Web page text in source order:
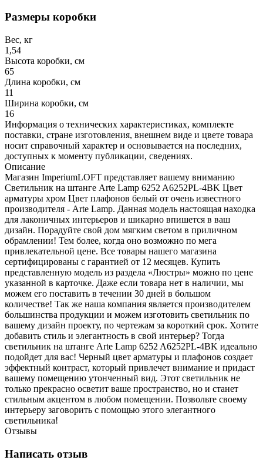
Размеры коробки
Вес, кг
1,54
Высота коробки, см
65
Длина коробки, см
11
Ширина коробки, см
16
Информация о технических характеристиках, комплекте
поставки, стране изготовления, внешнем виде и цвете товара
носит справочный характер и основывается на последних,
доступных к моменту публикации, сведениях.
Описание
Магазин ImperiumLOFT представляет вашему вниманию
Светильник на штанге Arte Lamp 6252 A6252PL-4BK Цвет
арматуры хром Цвет плафонов белый от очень известного
производителя - Arte Lamp. Данная модель настоящая находка
для лаконичных интерьеров и шикарно впишется в ваш
дизайн. Порадуйте свой дом мягким светом в приличном
обрамлении! Тем более, когда оно возможно по мега
привлекательной цене. Все товары нашего магазина
сертифицированы с гарантией от 12 месяцев. Купить
представленную модель из раздела «Люстры» можно по цене
указанной в карточке. Даже если товара нет в наличии, мы
можем его поставить в течении 30 дней в большом
количестве! Так же наша компания является производителем
большинства продукции и можем изготовить светильник по
вашему дизайн проекту, по чертежам за короткий срок. Хотите
добавить стиль и элегантность в свой интерьер? Тогда
светильник на штанге Arte Lamp 6252 A6252PL-4BK идеально
подойдет для вас! Черный цвет арматуры и плафонов создает
эффектный контраст, который привлечет внимание и придаст
вашему помещению утонченный вид. Этот светильник не
только прекрасно осветит ваше пространство, но и станет
стильным акцентом в любом помещении. Позвольте своему
интерьеру заговорить с помощью этого элегантного
светильника!
Отзывы
Написать отзыв